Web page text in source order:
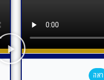
עקב